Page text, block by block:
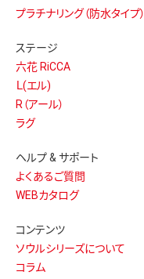
プラチナリング（防水タイプ）
ステージ
六花 RiCCA
Ｌ(エル)
R（アール）
ラグ
ヘルプ & サポート
よくあるご質問
WEBカタログ
コンテンツ
ソウルシリーズについて
コラム